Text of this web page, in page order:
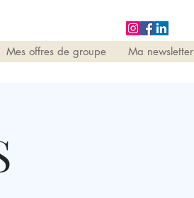
Mes offres de groupe Ma newsletter